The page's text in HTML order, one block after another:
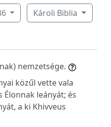
Károli Biblia
nemzetsége.
közűl vette vala
Élonnak leányát; és
a ki Khivveus